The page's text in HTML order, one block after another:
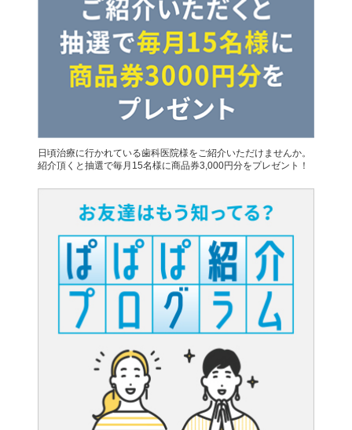
日頃治療に行かれている歯科医院様をご紹介いただけませんか。
紹介頂くと抽選で毎月15名様に商品券3,000円分をプレゼント！